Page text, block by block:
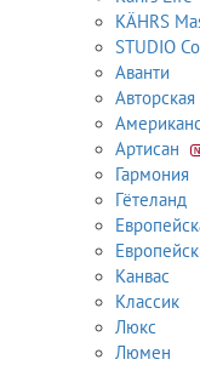
KÄHRS
STUDIO
Аванти
Авторская
Артисан
Гармония
Гётеланд
Канвас
Классик
Люкс
Люмен